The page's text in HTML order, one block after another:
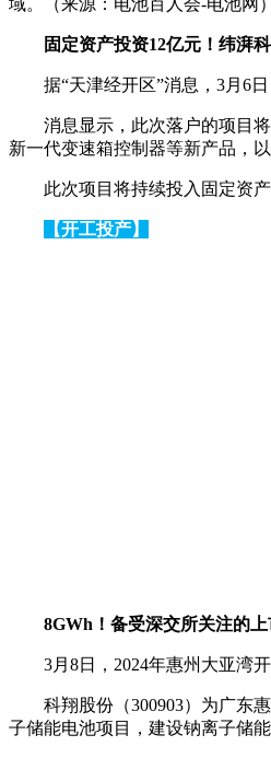
固定资产投资12亿元！纬湃
据“天津经开区”消息，3月6
消息显示，此次落户的项目
新一代变速箱控制器等新产品，
此次项目将持续投入固定资
【开工投产】
8GWh！备受深交所关注的
3月8日，2024年惠州大亚湾
科翔股份（300903）为广东
子储能电池项目，建设钠离子储